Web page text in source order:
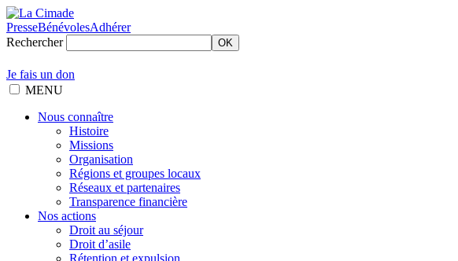
PresseBénévolesAdhérer
Rechercher
OK
Je fais un don
MENU
Nous connaître
Histoire
Missions
Organisation
Régions et groupes locaux
Réseaux et partenaires
Transparence financière
Nos actions
Droit au séjour
Droit d’asile
Rétention et expulsion